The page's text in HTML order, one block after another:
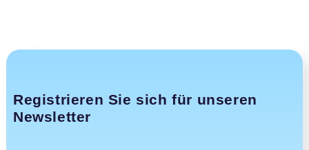
Registrieren Sie sich für unseren
Newsletter